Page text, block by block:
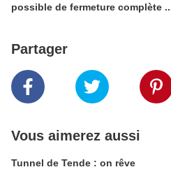
possible de fermeture complète
Partager
Vous aimerez aussi
Tunnel de Tende : on rêve